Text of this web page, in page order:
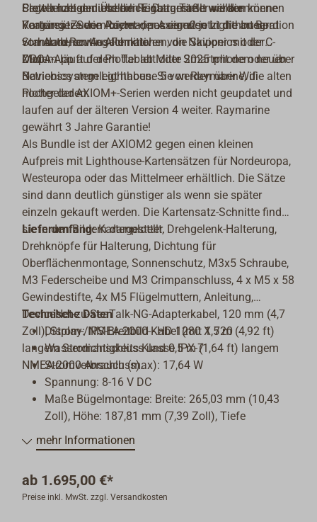
Crew leicht den Überblick. Dargestellt werden können
Kartensätze von Raymarines eigenen Lighthouse-
Standard, sowie Alternativen von Navionics oder C-
Map.
Plotter haben dieselben Einbaumaße wie die
Vorgänger-Serie Axiom+, passen also in die an Bord
vorhandenen Ausschnitte!
Segelanzeigen und ein Regatta-Timer willkommene
Features. Zudem bietet der Axiom2 jetzt die Integration
von Auto-Routing-Funktionen, die Skipper mit der
ORCA-App auf dem Tablett oder Smartphone oder über
Navionics angelegt haben. Sie werden über Wifi
hochgeladen.
Zudem läuft der Plotter ab Mitte 2025 mit dem neuen
Betriebssystem Lighthouse 5 von Raymarine, die alten
Plotter der AXIOM+-Serien werden nicht geupdatet und
laufen auf der älteren Version 4 weiter. Raymarine
gewährt 3 Jahre Garantie!
Als Bundle ist der AXIOM2 gegen einen kleinen
Aufpreis mit Lighthouse-Kartensätzen für Nordeuropa,
Westeuropa oder das Mittelmeer erhältlich. Die Sätze
sind dann deutlich günstiger als wenn sie später
einzeln gekauft werden. Die Kartensatz-Schnitte finden
sie in den Bildern dargestellt.
Lieferumfang:Kartenplotter, Drehgelenk-Halterung,
Drehknöpfe für Halterung, Dichtung für
Oberflächenmontage, Sonnenschutz, M3x5 Schraube,
M3 Federscheibe und M3 Crimpanschluss, 4 x M5 x 58
Gewindestifte, 4x M5 Flügelmuttern, Anleitung,
DeviceNet-zu-SeaTalk-NG-Adapterkabel, 120 mm (4,7
Zoll), Strom-/NMEA-2000-Kabel (mit 1,5 m (4,92 ft)
langem Stromanschluss und 0,5 m (1,64 ft) langem
NMEA-2000-Anschluss).
Technische Daten
Display: IPS-Breitbild - HD 1280 X 720
Wasserdichtigkeits-Klasse IPX-7
Stromverbrauch (max): 17,64 W
Spannung: 8-16 V DC
Maße Bügelmontage: Breite: 265,03 mm (10,43
Zoll), Höhe: 187,81 mm (7,39 Zoll), Tiefe
einschließlich Kabel: 178 mm (7,01 Zoll)
Maße eingelassene Montage:
einschließlich Kabel: 178 mm (7,01 Zoll)
GPS: GPS, GLONASS, Beidou, 10Hz
mehr Informationen
ab 1.695,00 €*
Preise inkl. MwSt. zzgl. Versandkosten